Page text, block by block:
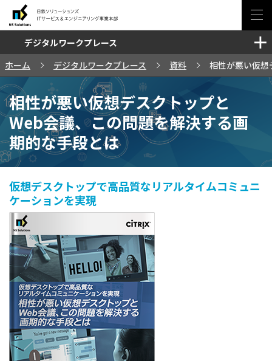
ソリューション・サービス
セミナー・イベント
事例
ブログ
サイトマップ 日鉄ソリューションズ
会社情報
プライバシーポリシー クッキーの使用について
デジタルワークプレース
ホーム
デジタルワークプレース 資料 相性が悪い仮
相性が悪い仮想デスクトップと
Web会議、この問題を解決する画
期的な手段とは
仮想デスクトップで高品質なリアルタイムコミュニ
ケーションを実現